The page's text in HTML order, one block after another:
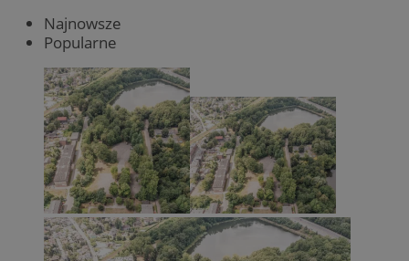
Najnowsze
Popularne